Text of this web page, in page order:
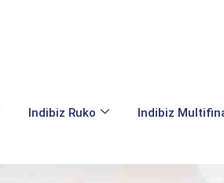
Indibiz Ruko Indibiz